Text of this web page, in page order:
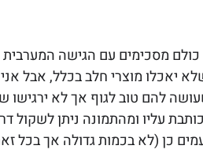
כולם מסכימים עם הגישה
יאכלו מוצרי חלב בכלל, אבל
להם טוב לגוף אך לא ירגישו
עליו ומהתמונה ניתן לשקול
כן (לא בכמות גדולה אך בכל